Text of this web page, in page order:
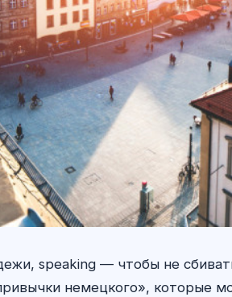
speaking — чтобы не
немецкого», которые